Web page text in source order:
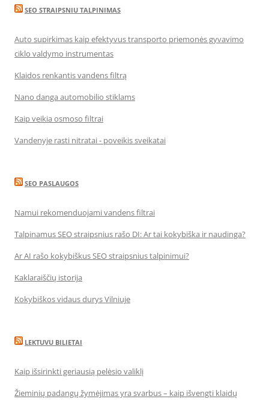
SEO STRAIPSNIU TALPINIMAS
Auto supirkimas kaip efektyvus transporto priemonės gyvavimo
ciklo valdymo instrumentas
Klaidos renkantis vandens filtrą
Nano danga automobilio stiklams
Kaip veikia osmoso filtrai
Vandenyje rasti nitratai - poveikis sveikatai
SEO PASLAUGOS
Namui rekomenduojami vandens filtrai
Talpinamus SEO straipsnius rašo DI: Ar tai kokybiška ir naudinga?
Ar AI rašo kokybiškus SEO straipsnius talpinimui?
Kaklaraiščių istorija
Kokybiškos vidaus durys Vilniuje
LEKTUVU BILIETAI
Kaip išsirinkti geriausią pelėsio valiklį
Žieminių padangų žymėjimas yra svarbus – kaip išvengti klaidų